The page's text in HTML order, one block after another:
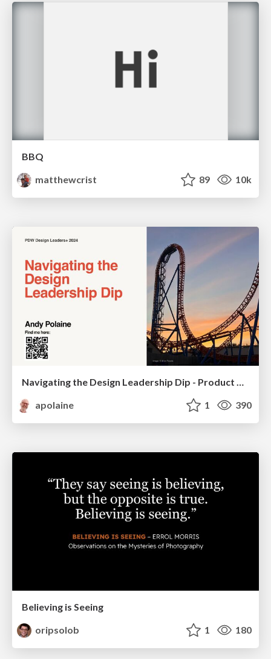
BBQ
matthewcrist
89 10k
apolaine
1 390
Believing is Seeing
oripsolob
1 180